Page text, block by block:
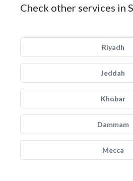
Check other services in
Riyadh
Jeddah
Khobar
Dammam
Mecca